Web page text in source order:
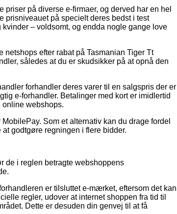
på diverse e-firmaer, og derved har en hel
prisniveauet på specielt deres bedst i test
– voldsomt, og endda nogle gange love
efter rabat på Tasmanian Tiger Tt
således at du er skudsikker på at opnå den
forhandler deres varer til en salgspris der er
e-forhandler. Betalinger med kort er imidlertid
webshops.
Som et alternativ kan du drage fordel
godtgøre regningen i flere bidder.
de i reglen betragte webshoppens
er tilsluttet e-mærket, eftersom det kan
regler, udover at internet shoppen fra tid til
Dette er desuden din genvej til at få